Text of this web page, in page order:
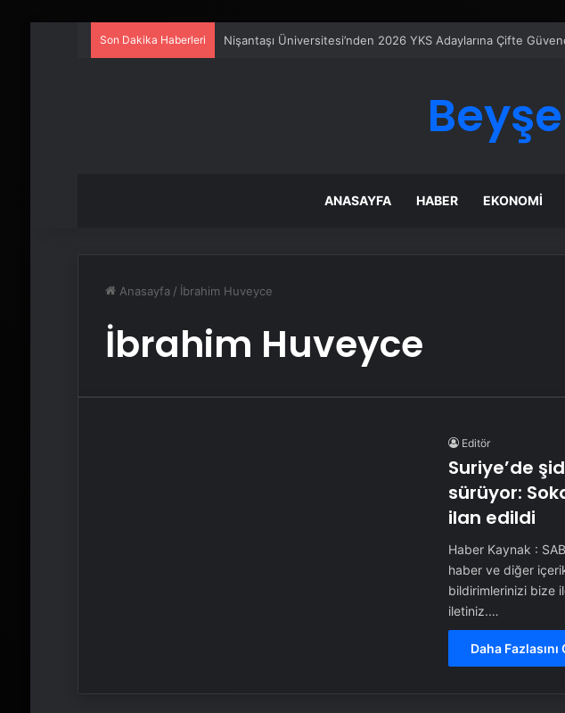
Son Dakika Haberleri Nişantaşı Üniversitesi’nden 2026 YKS Adaylarına Çifte
ANASAYFA HABER EKONOMI
Anasayfa / İbrahim Huveyce
İbrahim Huveyce
Editör
Suriye’de
sürüyor:
ilan edildi
Haber Kaynak :
haber ve diğer
bildirimlerinizi bize
iletiniz.…
Daha Fazlasını